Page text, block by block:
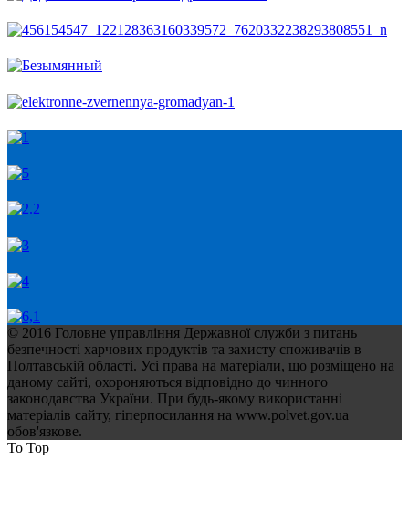
© 2016 Головне управління Державної служби з питань
безпечності харчових продуктів та захисту споживачів в
Полтавській області. Усі права на матеріали, що розміщено на
даному сайті, охороняються відповідно до чинного
законодавства України. При будь-якому використанні
матеріалів сайту, гіперпосилання на www.polvet.gov.ua
обов'язкове.
To Top